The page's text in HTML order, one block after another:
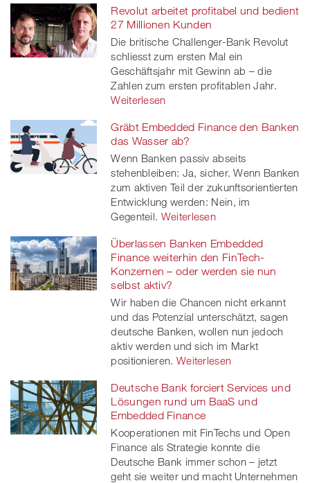
Revolut arbeitet profitabel und bedient
27 Millionen Kunden
Die britische Challenger-Bank Revolut
schliesst zum ersten Mal ein
Geschäftsjahr mit Gewinn ab – die
Zahlen zum ersten profitablen Jahr.
Weiterlesen
Gräbt Embedded Finance den Banken
das Wasser ab?
Wenn Banken passiv abseits
stehenbleiben: Ja, sicher. Wenn Banken
zum aktiven Teil der zukunftsorientierten
Entwicklung werden: Nein, im
Gegenteil. Weiterlesen
Überlassen Banken Embedded
Finance weiterhin den FinTech-
Konzernen – oder werden sie nun
selbst aktiv?
Wir haben die Chancen nicht erkannt
und das Potenzial unterschätzt, sagen
deutsche Banken, wollen nun jedoch
aktiv werden und sich im Markt
positionieren. Weiterlesen
Deutsche Bank forciert Services und
Lösungen rund um BaaS und
Embedded Finance
Kooperationen mit FinTechs und Open
Finance als Strategie konnte die
Deutsche Bank immer schon – jetzt
geht sie weiter und macht Unternehmen